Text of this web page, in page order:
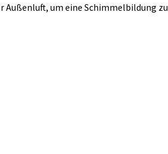
um eine Schimmelbildung zu